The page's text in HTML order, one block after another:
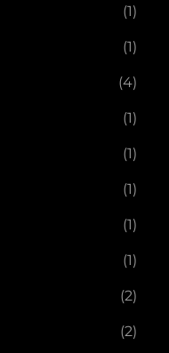
(1)
(1)
(4)
(1)
(1)
(1)
(1)
(1)
(2)
(2)